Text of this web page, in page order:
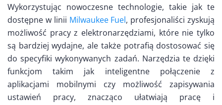
Wykorzystując nowoczesne technologie, takie jak te
dostępne w linii Milwaukee Fuel, profesjonaliści zyskują
możliwość pracy z elektronarzędziami, które nie tylko
są bardziej wydajne, ale także potrafią dostosować się
do specyfiki wykonywanych zadań. Narzędzia te dzięki
funkcjom takim jak inteligentne połączenie z
aplikacjami mobilnymi czy możliwość zapisywania
ustawień pracy, znacząco ułatwiają pracę i